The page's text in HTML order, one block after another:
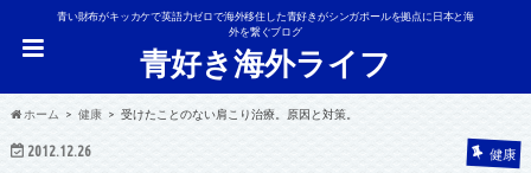
青い財布がキッカケで英語力ゼロで海外移住した青好きがシンガポールを拠点に日本と海
外を繋ぐブログ
青好き海外ライフ
ホーム 健康 受けたことのない肩こり治療。原因と対策。
2012.12.26 健康